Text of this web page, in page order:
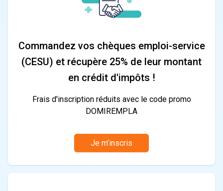
Commandez vos chèques emploi-service
(CESU) et récupère 25% de leur montant
en crédit d'impôts !
Frais d'inscription réduits avec le code promo
DOMIREMPLA
Je m’inscris